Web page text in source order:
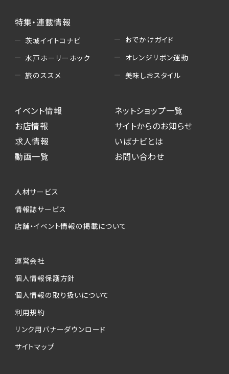
特集・連載情報
茨城イイトコナビ
水戸ホーリーホック
旅のススメ
おでかけガイド
オレンジリボン運動
美味しおスタイル
イベント情報
お店情報
求人情報
動画一覧
ネットショップ一覧
サイトからのお知らせ
いばナビとは
お問い合わせ
人材サービス
情報誌サービス
店舗・イベント情報の掲載について
運営会社
個人情報保護方針
個人情報の取り扱いについて
利用規約
リンク用バナーダウンロード
サイトマップ